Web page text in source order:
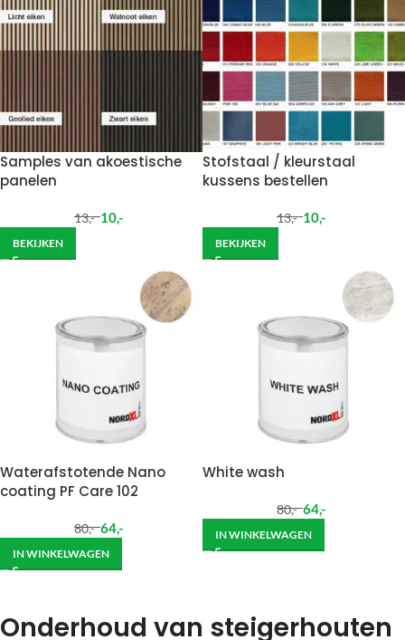
Samples van akoestische
panelen
13,- 10,-
BEKIJKEN
Stofstaal / kleurstaal
kussens bestellen
13,- 10,-
BEKIJKEN
Waterafstotende Nano
coating PF Care 102
80,- 64,-
IN WINKELWAGEN
White wash
80,- 64,-
IN WINKELWAGEN
Onderhoud van steigerhouten